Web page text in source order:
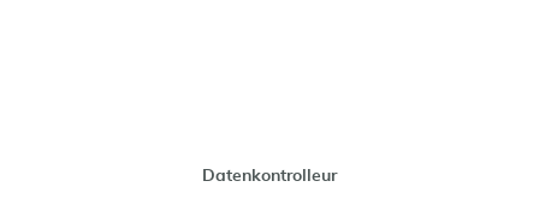
Datenkontrolleur